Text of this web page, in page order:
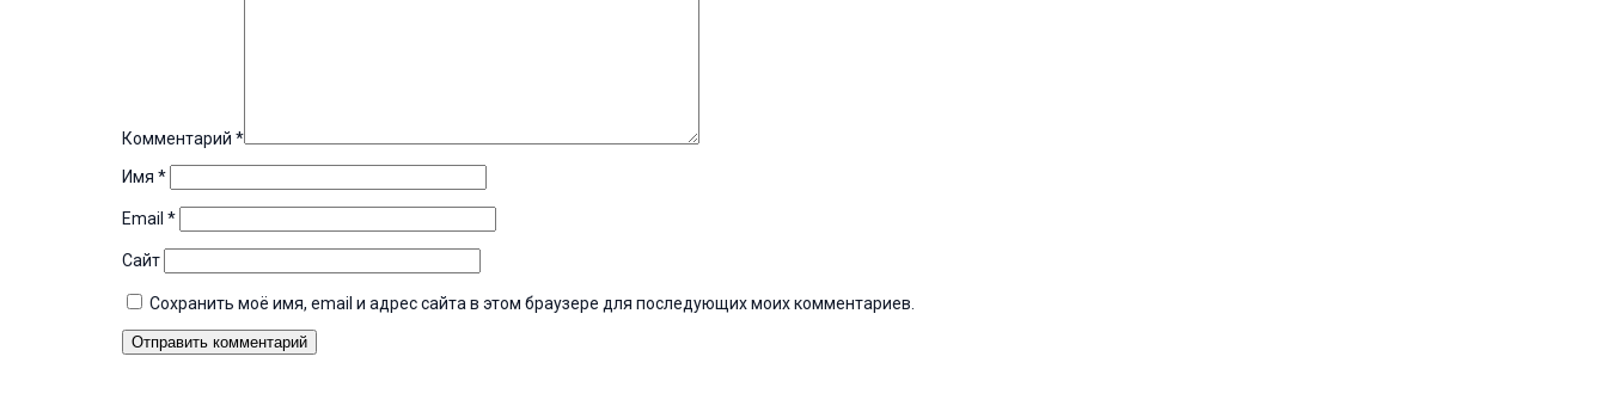
Комментарий *
Имя *
Email *
Сайт
Сохранить моё имя, email и адрес сайта в этом браузере для последующих моих комментариев.